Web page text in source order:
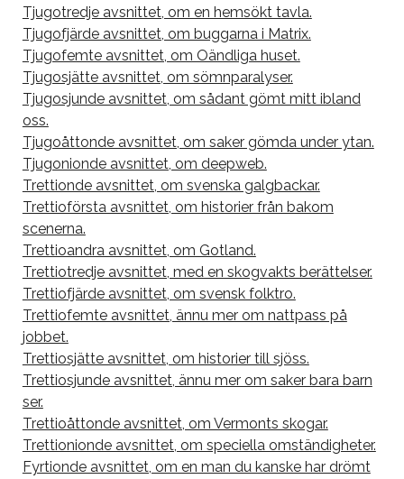
Tjugotredje avsnittet, om en hemsökt tavla.
Tjugofjärde avsnittet, om buggarna i Matrix.
Tjugofemte avsnittet, om Oändliga huset.
Tjugosjätte avsnittet, om sömnparalyser.
Tjugosjunde avsnittet, om sådant gömt mitt ibland
oss.
Tjugoåttonde avsnittet, om saker gömda under ytan.
Tjugonionde avsnittet, om deepweb.
Trettionde avsnittet, om svenska galgbackar.
Trettioförsta avsnittet, om historier från bakom
scenerna.
Trettioandra avsnittet, om Gotland.
Trettiotredje avsnittet, med en skogvakts berättelser.
Trettiofjärde avsnittet, om svensk folktro.
Trettiofemte avsnittet, ännu mer om nattpass på
jobbet.
Trettiosjätte avsnittet, om historier till sjöss.
Trettiosjunde avsnittet, ännu mer om saker bara barn
ser.
Trettioåttonde avsnittet, om Vermonts skogar.
Trettionionde avsnittet, om speciella omständigheter.
Fyrtionde avsnittet, om en man du kanske har drömt